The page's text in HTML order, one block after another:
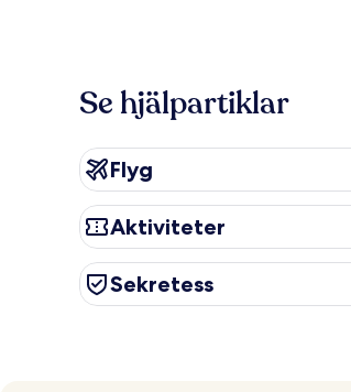
Se hjälpartiklar
Flyg
Flyg
Aktiviteter
Aktiviteter
Sekretess
Sekretess